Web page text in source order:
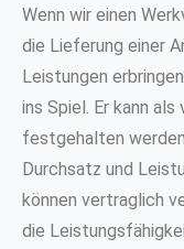
Wenn wir einen
die Lieferung einer
Leistungen
ins Spiel. Er kann
festgehalten
Durchsatz und
können vertraglich
die